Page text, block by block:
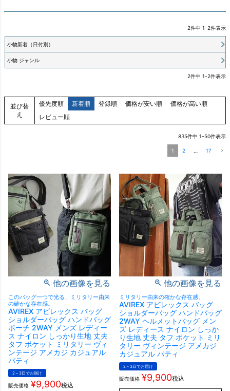
2件中 1-2件表示
小物新着（日付別）
小物 ジャンル
2件中 1-2件表示
並び替
え
優先度順 新着順 登録順 価格が安い順
価格が高い順
レビュー順
835件中 1-50件表示
1 2 … 17
他の画像を見る
このバッグ一つで光る、ミリタリー由来
の確かな存在感。
AVIREX アビレックス バッグ
ショルダーバッグ ハンドバッグ
ポーチ 2WAY メンズ レディー
ス ナイロン しっかり生地 丈夫
タフ ポケット ミリタリー ヴィ
ンテージ アメカジ カジュアル
パティ
2～3日でお届け
販売価格 ¥9,900税込
他の画像を見る
ミリタリー由来の確かな存在感。
AVIREX アビレックス バッグ
ショルダーバッグ ハンドバッグ
2WAY ヘルメットバッグ メン
ズ レディース ナイロン しっか
り生地 丈夫 タフ ポケット ミリ
タリー ヴィンテージ アメカジ
カジュアル パティ
2～3日でお届け
販売価格 ¥9,900税込